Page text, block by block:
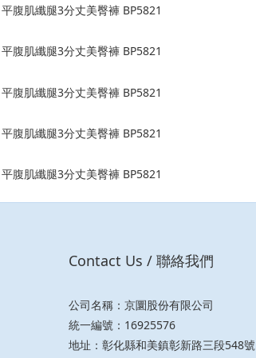
Contact Us / 聯絡我們
公司名稱：京圜股份有限公司
統一編號：16925576
地址：彰化縣和美鎮彰新路三段548號